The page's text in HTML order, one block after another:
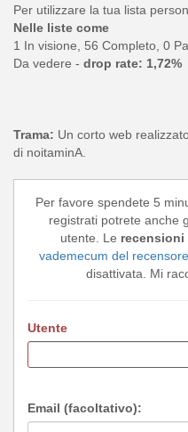
Per utilizzare la tua lista
Nelle liste come
1 In visione, 56 Completo, 0
Da vedere - drop rate: 1,72%
Trama: Un corto web
di noitaminA.
Per favore spendete 5
registrati potrete anche
utente. Le recensioni
vademecum del recensore
disattivata. Mi
Utente
Email (facoltativo):